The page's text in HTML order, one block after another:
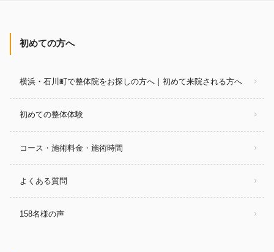
初めての方へ
横浜・石川町で整体院をお探しの方へ｜初めて来院される方へ
初めての整体体験
コース・施術料金・施術時間
よくある質問
158名様の声